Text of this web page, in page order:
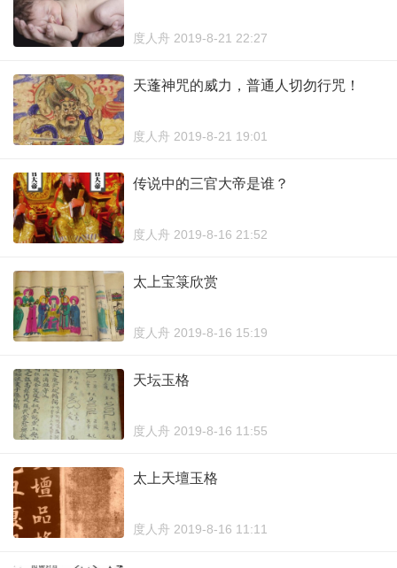
度人舟 2019-8-21 22:27
天蓬神咒的威力，普通人切勿行咒！
度人舟 2019-8-21 19:01
传说中的三官大帝是谁？
度人舟 2019-8-16 21:52
太上宝箓欣赏
度人舟 2019-8-16 15:19
天坛玉格
度人舟 2019-8-16 11:55
太上天壇玉格
度人舟 2019-8-16 11:11